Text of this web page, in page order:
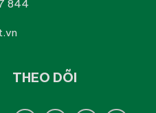
844
THEO DÕI